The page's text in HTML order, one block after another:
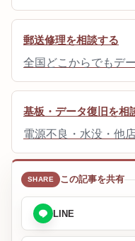
郵送修理を相談する
全国どこからでもデ
基板・データ復旧を相
電源不良・水没・他
この記事を共有
LINE